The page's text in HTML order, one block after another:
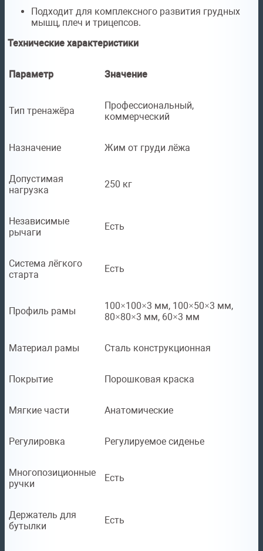
Подходит для комплексного развития грудных
мышц, плеч и трицепсов.
Технические характеристики
Параметр Значение
Тип тренажёра
Профессиональный,
коммерческий
Назначение Жим от груди лёжа
Допустимая
нагрузка
250 кг
Независимые
рычаги
Есть
Система лёгкого
старта
Есть
Профиль рамы
100×100×3 мм, 100×50×3 мм,
80×80×3 мм, 60×3 мм
Материал рамы Сталь конструкционная
Покрытие Порошковая краска
Мягкие части Анатомические
Регулировка Регулируемое сиденье
Многопозиционные
ручки
Есть
Держатель для
бутылки
Есть